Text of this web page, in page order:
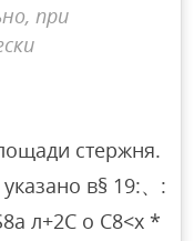
при
стержня.
в§ 19:、:
л+2С о С8<х *